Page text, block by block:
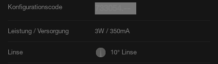
Konfigurationscode
Leistung / Versorgung 3W / 350mA
Linse 10° Linse